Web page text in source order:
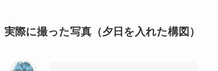
実際に撮った写真（夕日を入れた構図）